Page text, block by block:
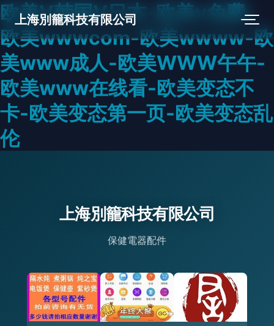
欧美V韩国V日本-欧美v免费-
欧美wwwcom-欧美wwww-欧
美www成人-欧美WWW午午-
欧美www在线看-欧美变态不
卡-欧美变态第一页-欧美变态乱
伦
上海別籠科技有限公司
上海別籠科技有限公司
保健電器配件